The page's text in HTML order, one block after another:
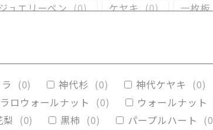
ュエリーペン (0) ケヤキ (0) 一枚板
カイヅカイブキ ) モンキーポッド (0
(0) 神代杉 (0) 神代ケヤキ (0)
ロウォールナット (0) ウォールナット
梨 (0) 黒柿 (0) パープルハート (0